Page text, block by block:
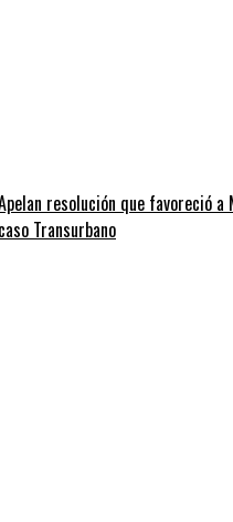
resolución que favoreció a
caso Transurbano